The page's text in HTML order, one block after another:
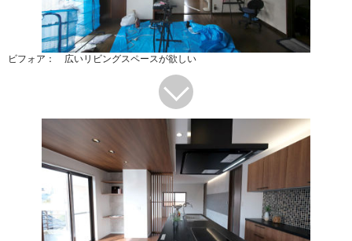
ビフォア： 広いリビングスペースが欲しい